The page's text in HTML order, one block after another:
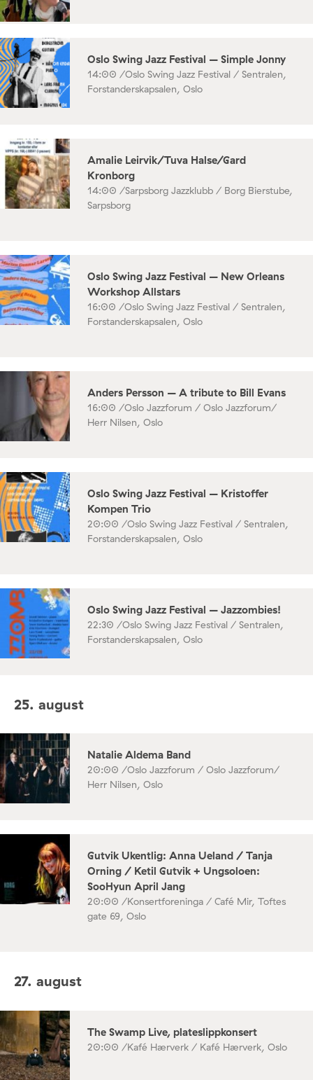
Oslo Swing Jazz Festival – Simple Jonny
14:00 /Oslo Swing Jazz Festival / Sentralen,
Forstanderskapsalen, Oslo
Amalie Leirvik/Tuva Halse/Gard
Kronborg
14:00 /Sarpsborg Jazzklubb / Borg Bierstube,
Sarpsborg
Oslo Swing Jazz Festival – New Orleans
Workshop Allstars
16:00 /Oslo Swing Jazz Festival / Sentralen,
Forstanderskapsalen, Oslo
Anders Persson – A tribute to Bill Evans
16:00 /Oslo Jazzforum / Oslo Jazzforum/
Herr Nilsen, Oslo
Oslo Swing Jazz Festival – Kristoffer
Kompen Trio
20:00 /Oslo Swing Jazz Festival / Sentralen,
Forstanderskapsalen, Oslo
Oslo Swing Jazz Festival – Jazzombies!
22:30 /Oslo Swing Jazz Festival / Sentralen,
Forstanderskapsalen, Oslo
25. august
Natalie Aldema Band
20:00 /Oslo Jazzforum / Oslo Jazzforum/
Herr Nilsen, Oslo
Gutvik Ukentlig: Anna Ueland / Tanja
Orning / Ketil Gutvik + Ungsoloen:
SooHyun April Jang
20:00 /Konsertforeninga / Café Mir, Toftes
gate 69, Oslo
27. august
The Swamp Live, plateslippkonsert
20:00 /Kafé Hærverk / Kafé Hærverk, Oslo